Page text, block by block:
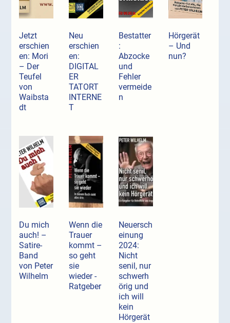
Jetzt
erschien
en: Mori
– Der
Teufel
von
Waibsta
dt
Neu
erschien
en:
DIGITAL
ER
TATORT
INTERNE
T
Bestatter
:
Abzocke
und
Fehler
vermeide
n
Hörgerät
– Und
nun?
Du mich
auch! –
Satire-
Band
von Peter
Wilhelm
Wenn die
Trauer
kommt –
so geht
sie
wieder -
Ratgeber
Neuersch
einung
2024:
Nicht
senil, nur
schwerh
örig und
ich will
kein
Hörgerät